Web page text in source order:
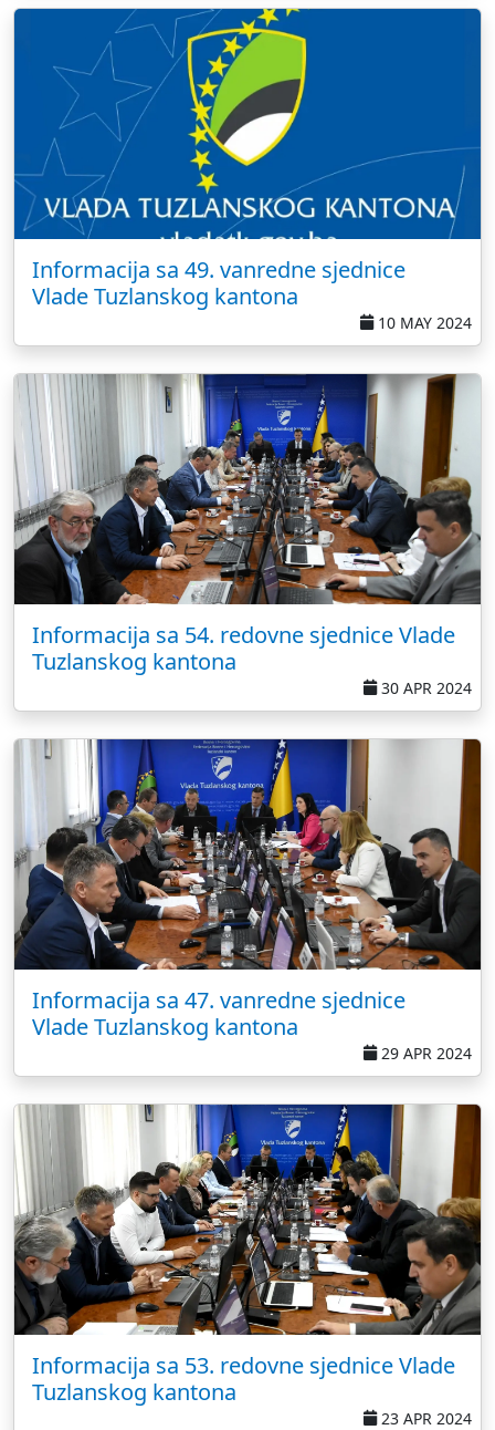
Informacija sa 49. vanredne sjednice
Vlade Tuzlanskog kantona
10 MAY 2024
Informacija sa 54. redovne sjednice Vlade
Tuzlanskog kantona
30 APR 2024
Informacija sa 47. vanredne sjednice
Vlade Tuzlanskog kantona
29 APR 2024
Informacija sa 53. redovne sjednice Vlade
Tuzlanskog kantona
23 APR 2024